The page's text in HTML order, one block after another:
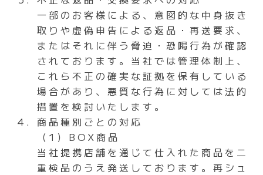
一部のお客様による、意図的な中身抜き
取りや虚偽申告による返品・再送要求、
またはそれに伴う脅迫・恐喝行為が確認
されております。当社では管理体制上、
これら不正の確実な証拠を保有している
場合があり、悪質な行為に対しては法的
措置を検討いたします。
商品種別ごとの対応
（1）BOX商品
当社提携店舗を通じて仕入れた商品を二
重検品のうえ発送しております。再シュ